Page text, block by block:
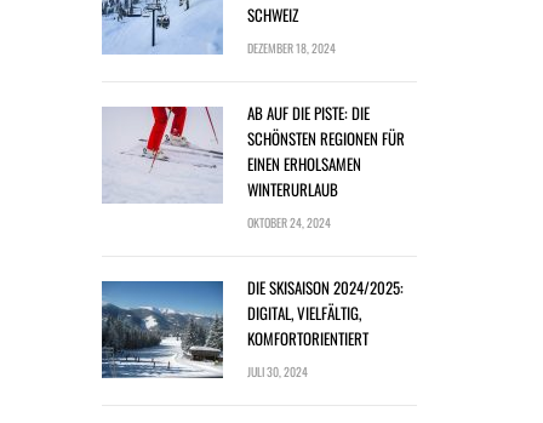
SCHWEIZ
DEZEMBER 18, 2024
AB AUF DIE PISTE: DIE
SCHÖNSTEN REGIONEN FÜR
EINEN ERHOLSAMEN
WINTERURLAUB
OKTOBER 24, 2024
DIE SKISAISON 2024/2025:
DIGITAL, VIELFÄLTIG,
KOMFORTORIENTIERT
JULI 30, 2024